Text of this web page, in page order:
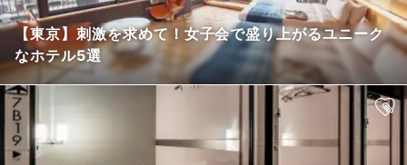
【東京】刺激を求めて！女子会で盛り上がるユニーク
なホテル5選